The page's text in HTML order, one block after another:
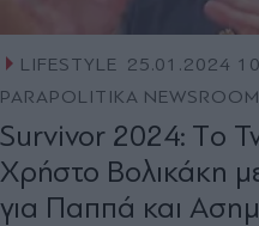
LIFESTYLE 25.01.2024
PARAPOLITIKA NEWSROOM
Survivor 2024: Tο
Χρήστο Βολικάκη
για Παππά και